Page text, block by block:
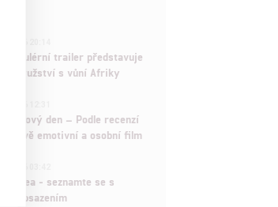
Regulérní trailer představuje
s vůní Afriky
nový den – Podle recenzí
emotivní a osobní film
- seznamte se s
obsazením